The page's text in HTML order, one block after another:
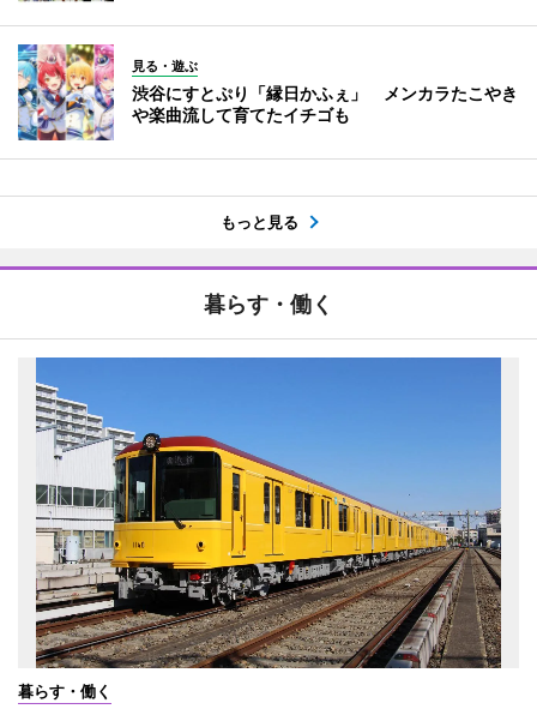
見る・遊ぶ
渋谷にすとぷり「縁日かふぇ」 メンカラたこやき
や楽曲流して育てたイチゴも
もっと見る
暮らす・働く
暮らす・働く